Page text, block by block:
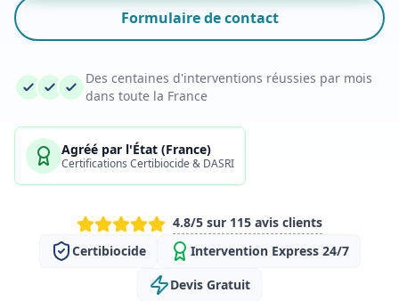
Formulaire de contact
Des centaines d'interventions réussies par mois
dans toute la France
Agréé par l'État (France)
Certifications Certibiocide & DASRI
4.8/5 sur 115 avis clients
Certibiocide
Intervention Express 24/7
Devis Gratuit